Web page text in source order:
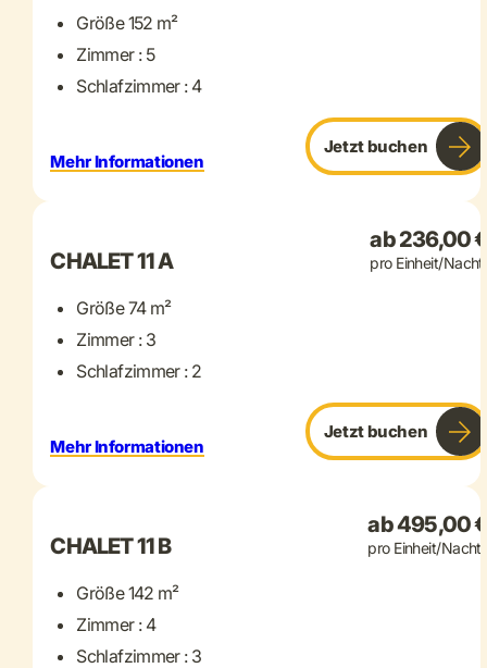
Größe 152 m²
Zimmer : 5
Schlafzimmer : 4
Mehr Informationen
Jetzt buchen
+ 15 mehr
CHALET 11 A
Größe 74 m²
Zimmer : 3
Schlafzimmer : 2
ab 236,00
pro Einheit/Nacht
Mehr Informationen
Jetzt buchen
+ 22 mehr
CHALET 11 B
Größe 142 m²
Zimmer : 4
Schlafzimmer : 3
ab 495,00
pro Einheit/Nacht